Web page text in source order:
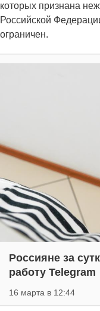
которых признана
Российской
ограничен.
Россияне за
работу Telegram
16 марта в 12:44